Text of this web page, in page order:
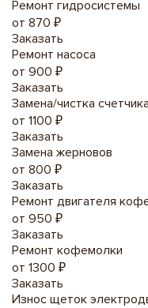
Ремонт гидросистемы
от 870 ₽
Заказать
Ремонт насоса
от 900 ₽
Заказать
Замена/чистка
от 1100 ₽
Заказать
Замена жерновов
от 800 ₽
Заказать
Ремонт двигателя
от 950 ₽
Заказать
Ремонт кофемолки
от 1300 ₽
Заказать
Износ щеток